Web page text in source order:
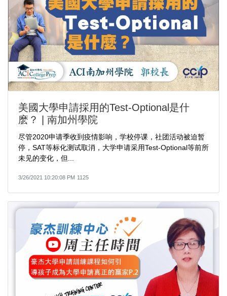
美國大學申請採用的Test-Optional是什
麽？ | 南加州學院
尽管2020申请季收到疫情影响，学校停课，社团活动被迫暂
停，SAT等标化测试取消，大学申请采用Test-Optional等前所
未见的变化，但...
3/26/2021 10:20:08 PM 1125